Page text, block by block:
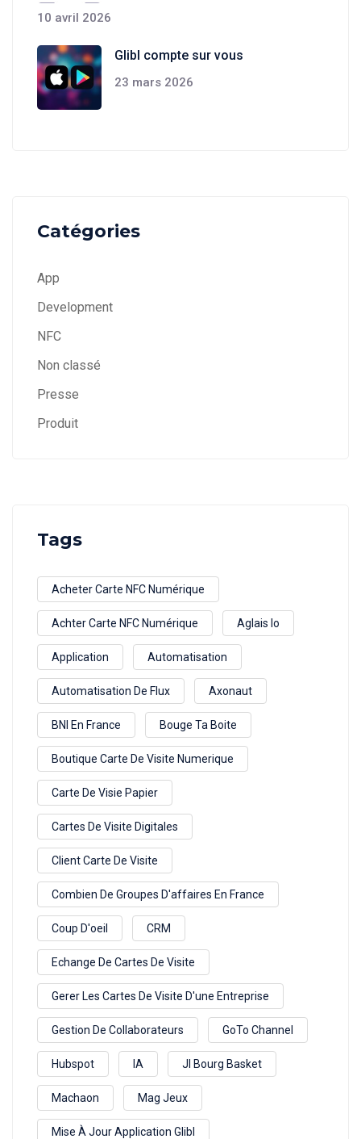
10 avril 2026
Glibl compte sur vous
23 mars 2026
Catégories
App
Development
NFC
Non classé
Presse
Produit
Tags
Acheter Carte NFC Numérique
Achter Carte NFC Numérique Aglais Io
Application Automatisation
Automatisation De Flux Axonaut
BNI En France Bouge Ta Boite
Boutique Carte De Visite Numerique
Carte De Visie Papier
Cartes De Visite Digitales
Client Carte De Visite
Combien De Groupes D'affaires En France
Coup D'oeil CRM
Echange De Cartes De Visite
Gerer Les Cartes De Visite D'une Entreprise
Gestion De Collaborateurs GoTo Channel
Hubspot IA Jl Bourg Basket
Machaon Mag Jeux
Mise À Jour Application Glibl